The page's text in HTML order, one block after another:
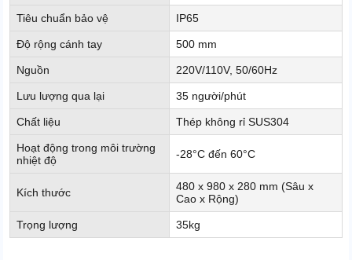
Tiêu chuẩn bảo vệ IP65
Độ rộng cánh tay 500 mm
Nguồn 220V/110V, 50/60Hz
Lưu lượng qua lại 35 người/phút
Chất liệu Thép không rỉ SUS304
Hoạt động trong môi trường
nhiệt độ
-28°C đến 60°C
Kích thước
480 x 980 x 280 mm (Sâu x
Cao x Rộng)
Trọng lượng 35kg